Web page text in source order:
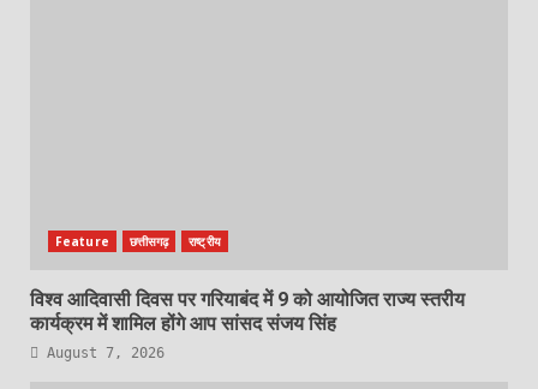
Feature छत्तीसगढ़ राष्ट्रीय
विश्व आदिवासी दिवस पर गरियाबंद में 9 को आयोजित राज्य स्तरीय
कार्यक्रम में शामिल होंगे आप सांसद संजय सिंह
August 7, 2026